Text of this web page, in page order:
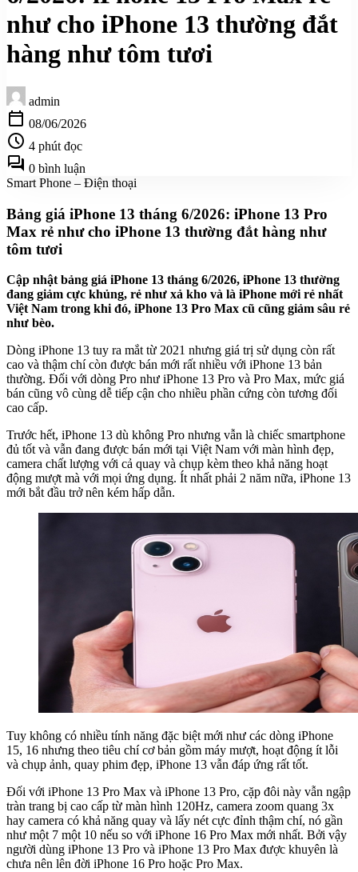
như cho iPhone 13 thường đắt
hàng như tôm tươi
admin
calendar_today 08/06/2026
schedule 4 phút đọc
forum 0 bình luận
Smart Phone – Điện thoại
Bảng giá iPhone 13 tháng 6/2026: iPhone 13 Pro
Max rẻ như cho iPhone 13 thường đắt hàng như
tôm tươi
Cập nhật bảng giá iPhone 13 tháng 6/2026, iPhone 13 thường
đang giảm cực khủng, rẻ như xả kho và là iPhone mới rẻ nhất
Việt Nam trong khi đó, iPhone 13 Pro Max cũ cũng giảm sâu rẻ
như bèo.
Dòng iPhone 13 tuy ra mắt từ 2021 nhưng giá trị sử dụng còn rất
cao và thậm chí còn được bán mới rất nhiều với iPhone 13 bản
thường. Đối với dòng Pro như iPhone 13 Pro và Pro Max, mức giá
bán cũng vô cùng dễ tiếp cận cho nhiều phần cứng còn tương đối
cao cấp.
Trước hết, iPhone 13 dù không Pro nhưng vẫn là chiếc smartphone
đủ tốt và vẫn đang được bán mới tại Việt Nam với màn hình đẹp,
camera chất lượng với cả quay và chụp kèm theo khả năng hoạt
động mượt mà với mọi ứng dụng. Ít nhất phải 2 năm nữa, iPhone 13
mới bắt đầu trở nên kém hấp dẫn.
Tuy không có nhiều tính năng đặc biệt mới như các dòng iPhone
15, 16 nhưng theo tiêu chí cơ bản gồm máy mượt, hoạt động ít lỗi
và chụp ảnh, quay phim đẹp, iPhone 13 vẫn đáp ứng rất tốt.
Đối với iPhone 13 Pro Max và iPhone 13 Pro, cặp đôi này vẫn ngập
tràn trang bị cao cấp từ màn hình 120Hz, camera zoom quang 3x
hay camera có khả năng quay và lấy nét cực đỉnh thậm chí, nó gần
như một 7 một 10 nếu so với iPhone 16 Pro Max mới nhất. Bởi vậy
người dùng iPhone 13 Pro và iPhone 13 Pro Max được khuyên là
chưa nên lên đời iPhone 16 Pro hoặc Pro Max.